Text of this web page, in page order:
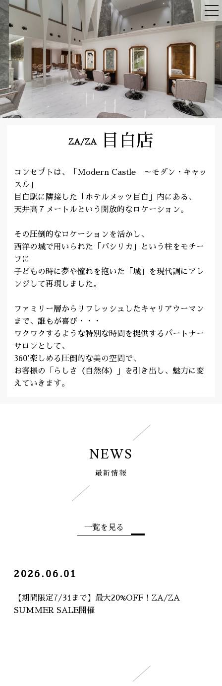
ZA/ZA 目白店
コンセプトは、「Modern Castle ～モダン・キャッ
スル」
目白駅に隣接した「ホテルメッツ目白」内にある、
天井高７メートルという開放的なロケーション。
その圧倒的なロケーションを活かし、
西洋の城で用いられた「バシリカ」という柱をモチー
フに
子どもの時に夢や憧れを抱いた「城」を現代調にアレ
ンジして再現しました。
ファミリー層からリフレッシュしたキャリアウーマン
まで、誰もが喜び・・・
ワクワクするような特別な時間を提供するパートナー
サロンとして、
360°楽しめる圧倒的な美の空間で、
お客様の「らしさ（自然体）」を引き出し、魅力に変
えていきます。
NEWS
最新情報
一覧を見る
2026.06.01
【期間限定7/31まで】最大20%OFF！ZA/ZA
SUMMER SALE開催